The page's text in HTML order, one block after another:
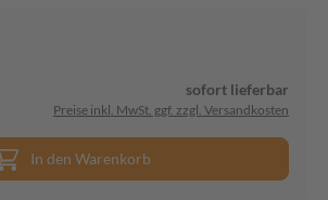
sofort lieferbar
Preise inkl. MwSt. ggf. zzgl. Versandkosten
In den Warenkorb